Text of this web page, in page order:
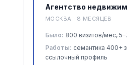
Агентство
МОСКВА · 8 МЕСЯЦЕВ
Было: 800 визитов/мес,
Работы: семантика 400+
ссылочный профиль